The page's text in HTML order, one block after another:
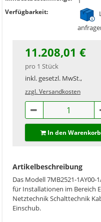
Verfügbarkeit:
11.208,01 €
pro 1 Stück
inkl. gesetzl. MwSt.,
zzgl. Versandkosten
In den Warenkorb
Artikelbeschreibung
Das Modell 7MB2521-
für Installationen im Bereich
Netztechnik Schalttechnik
Einschub.